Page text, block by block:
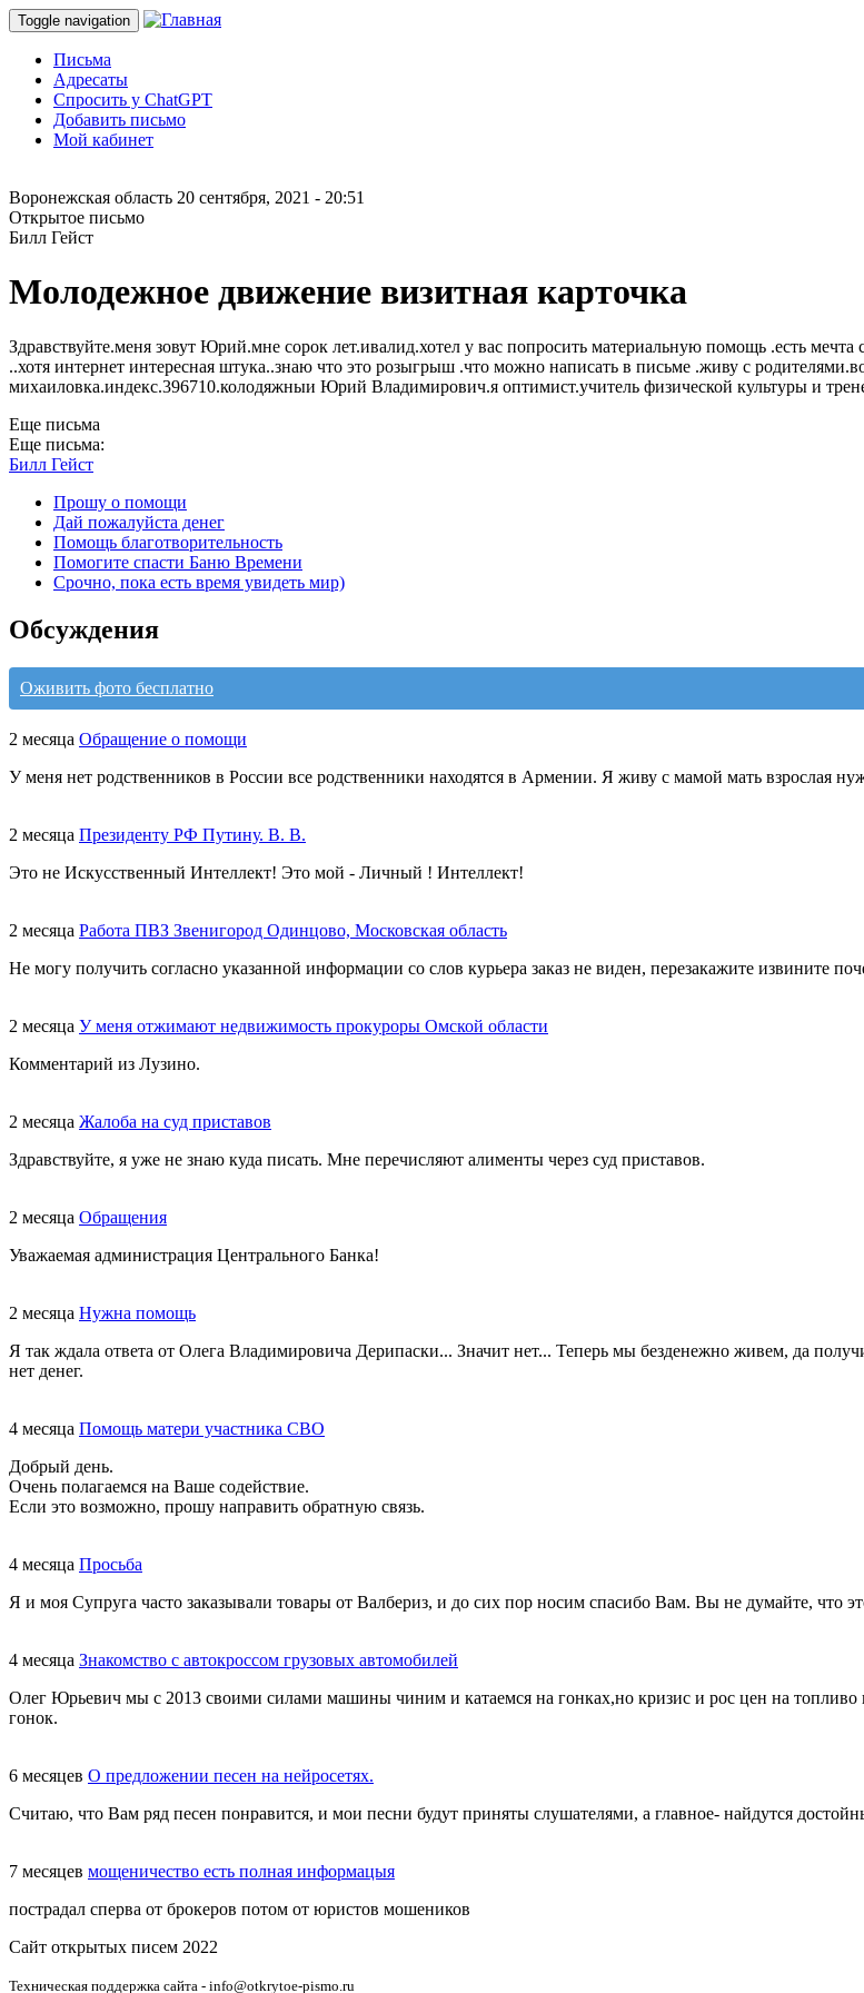
Toggle navigation
Письма
Адресаты
Спросить у ChatGPT
Добавить письмо
Мой кабинет
Воронежская область 20 сентября, 2021 - 20:51
Открытое письмо
Билл Гейст
Молодежное движение визитная карточка
Здравствуйте.меня зовут Юрий.мне сорок лет.ивалид.хотел у вас попросить материальную помощь .есть
..хотя интернет интересная штука..знаю что это розыгрыш .что можно написать в письме .живу с
михаиловка.индекс.396710.колодяжныи Юрий Владимирович.я оптимист.учитель физической культуры и
Еще письма
Еще письма:
Билл Гейст
Прошу о помощи
Дай пожалуйста денег
Помощь благотворительность
Помогите спасти Баню Времени
Срочно, пока есть время увидеть мир)
Обсуждения
Оживить фото бесплатно
2 месяца Обращение о помощи
У меня нет родственников в России все родственники находятся в Армении. Я живу с мамой мать взрослая
2 месяца Президенту РФ Путину. В. В.
Это не Искусственный Интеллект! Это мой - Личный ! Интеллект!
2 месяца Работа ПВЗ Звенигород Одинцово, Московская область
Не могу получить согласно указанной информации со слов курьера заказ не виден, перезакажите извините
2 месяца У меня отжимают недвижимость прокуроры Омской области
Комментарий из Лузино.
2 месяца Жалоба на суд приставов
Здравствуйте, я уже не знаю куда писать. Мне перечисляют алименты через суд приставов.
2 месяца Обращения
Уважаемая администрация Центрального Банка!
2 месяца Нужна помощь
Я так ждала ответа от Олега Владимировича Дерипаски... Значит нет... Теперь мы безденежно живем, да
нет денег.
4 месяца Помощь матери участника СВО
Добрый день.
Очень полагаемся на Ваше содействие.
Если это возможно, прошу направить обратную связь.
4 месяца Просьба
Я и моя Супруга часто заказывали товары от Валбериз, и до сих пор носим спасибо Вам. Вы не думайте, что
4 месяца Знакомство с автокроссом грузовых автомобилей
Олег Юрьевич мы с 2013 своими силами машины чиним и катаемся на гонках,но кризис и рос цен на
гонок.
6 месяцев О предложении песен на нейросетях.
Считаю, что Вам ряд песен понравится, и мои песни будут приняты слушателями, а главное- найдутся
7 месяцев мощеничество есть полная информацыя
пострадал сперва от брокеров потом от юристов мошеников
Сайт открытых писем 2022
Техническая поддержка сайта - info@otkrytoe-pismo.ru